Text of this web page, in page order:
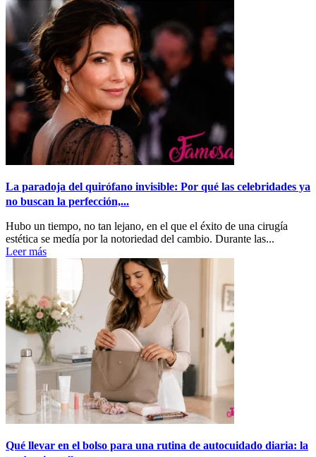
La paradoja del quirófano invisible: Por qué las celebridades ya
no buscan la perfección,...
Hubo un tiempo, no tan lejano, en el que el éxito de una cirugía
estética se medía por la notoriedad del cambio. Durante las...
Leer más
Qué llevar en el bolso para una rutina de autocuidado diaria: la